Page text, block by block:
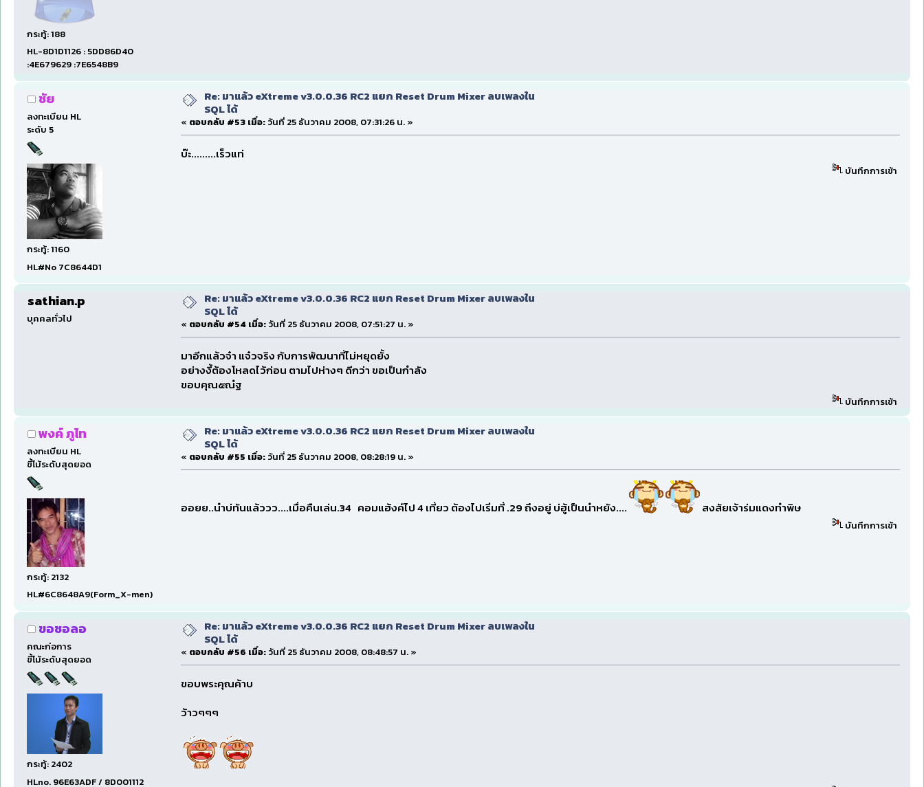
กระทู้: 188
HL-8D1D1126 : 5DD86D40
:4E679629 :7E6548B9
ชัย
ลงทะเบียน HL
ระดับ 5
กระทู้: 1160
HL#No 7C8644D1
Re: มาแล้ว eXtreme v3.0.0.36 RC2 แยก Reset Drum Mixer ลบเพลงใน
SQL ได้
« ตอบกลับ #53 เมื่อ: วันที่ 25 ธันวาคม 2008, 07:31:26 น. »
บ๊ะ.........เร็วแท่
บันทึกการเข้า
sathian.p
บุคคลทั่วไป
Re: มาแล้ว eXtreme v3.0.0.36 RC2 แยก Reset Drum Mixer ลบเพลงใน
SQL ได้
« ตอบกลับ #54 เมื่อ: วันที่ 25 ธันวาคม 2008, 07:51:27 น. »
มาอีกแล้วจ๋า แจ๋วจริง กับการพัฒนาที่ไม่หยุดยั้ง
อย่างงี้ต้องโหลดไว้ก่อน ตามไปห่างๆ ดีกว่า ขอเป็นกำลัง
ขอบคุณ๕ณํฐ
บันทึกการเข้า
พงค์ ภูไท
ลงทะเบียน HL
ขี้โม้ระดับสุดยอด
กระทู้: 2132
HL#6C8648A9(Form_X-men)
Re: มาแล้ว eXtreme v3.0.0.36 RC2 แยก Reset Drum Mixer ลบเพลงใน
SQL ได้
« ตอบกลับ #55 เมื่อ: วันที่ 25 ธันวาคม 2008, 08:28:19 น. »
ออยย..นำบ่ทันแล้ววว....เมื่อคืนเล่น.34 คอมแฮ้งค์ไป 4 เที่ยว ต้องไปเริ่มที่ .29 ถึงอยู่ บ่ฮู้เป็นนำหยัง.... สงสัยเจ้าร่มแดงทำพิษ
บันทึกการเข้า
ขอชอลอ
คณะก่อการ
ขี้โม้ระดับสุดยอด
กระทู้: 2402
HLno. 96E63ADF / 8D001112
Re: มาแล้ว eXtreme v3.0.0.36 RC2 แยก Reset Drum Mixer ลบเพลงใน
SQL ได้
« ตอบกลับ #56 เมื่อ: วันที่ 25 ธันวาคม 2008, 08:48:57 น. »
ขอบพระคุณค้าบ
ว้าวๆๆๆ